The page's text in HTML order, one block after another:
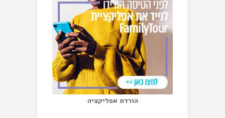
הורדת אפליקציה